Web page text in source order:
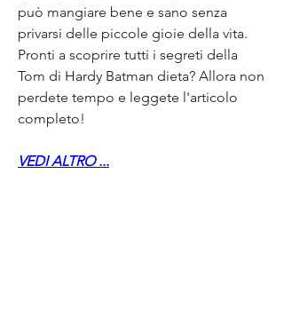
può mangiare bene e sano senza
privarsi delle piccole gioie della vita.
Pronti a scoprire tutti i segreti della
Tom di Hardy Batman dieta? Allora non
perdete tempo e leggete l'articolo
completo!
VEDI ALTRO ...